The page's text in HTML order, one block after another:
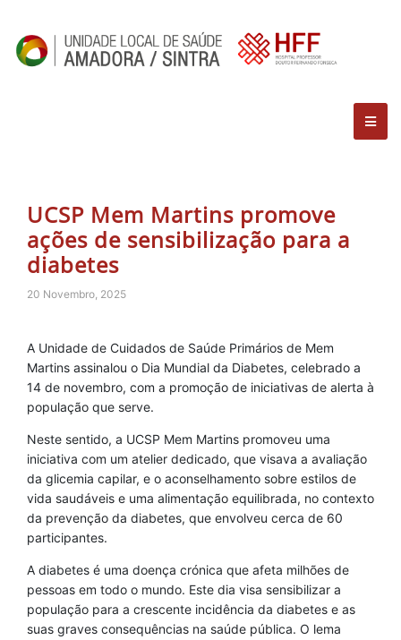
UCSP Mem Martins promove
ações de sensibilização para a
diabetes
20 Novembro, 2025
A Unidade de Cuidados de Saúde Primários de Mem
Martins assinalou o Dia Mundial da Diabetes, celebrado a
14 de novembro, com a promoção de iniciativas de alerta à
população que serve.
Neste sentido, a UCSP Mem Martins promoveu uma
iniciativa com um atelier dedicado, que visava a avaliação
da glicemia capilar, e o aconselhamento sobre estilos de
vida saudáveis e uma alimentação equilibrada, no contexto
da prevenção da diabetes, que envolveu cerca de 60
participantes.
A diabetes é uma doença crónica que afeta milhões de
pessoas em todo o mundo. Este dia visa sensibilizar a
população para a crescente incidência da diabetes e as
suas graves consequências na saúde pública. O lema